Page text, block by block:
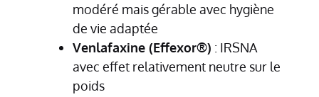
modéré mais gérable avec hygiène
de vie adaptée
Venlafaxine (Effexor®) : IRSNA
avec effet relativement neutre sur le
poids